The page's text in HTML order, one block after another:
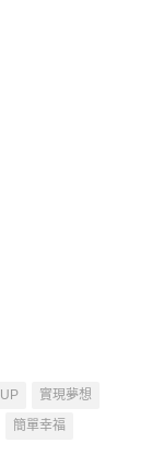
實現夢想
簡單幸福